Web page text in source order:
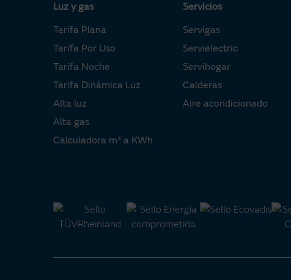
Luz y gas
Tarifa Plana
Tarifa Por Uso
Tarifa Noche
Tarifa Dinámica Luz
Alta luz
Alta gas
Calculadora m³ a KWh
Servicios
Servigas
Servielectric
Servihogar
Calderas
Aire acondicionado